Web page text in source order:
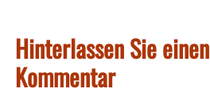
Hinterlassen Sie einen
Kommentar